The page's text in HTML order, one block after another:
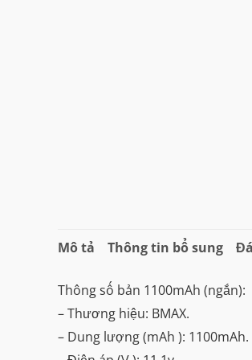
Mô tả Thông tin bổ sung
Thông số bản 1100mAh (ngắn):
– Thương hiệu: BMAX.
– Dung lượng (mAh ): 1100mAh.